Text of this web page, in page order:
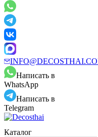
Написать в
WhatsApp
Написать в
Telegram
Каталог